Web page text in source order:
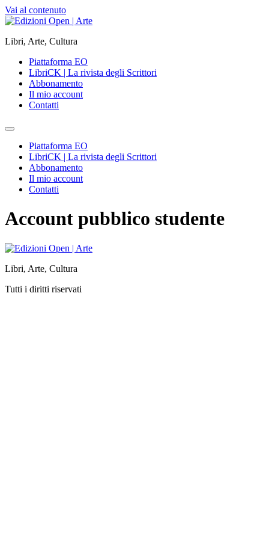
Vai al contenuto
Libri, Arte, Cultura
Piattaforma EO
LibriCK | La rivista degli Scrittori
Abbonamento
Il mio account
Contatti
Piattaforma EO
LibriCK | La rivista degli Scrittori
Abbonamento
Il mio account
Contatti
Account pubblico studente
Libri, Arte, Cultura
Tutti i diritti riservati